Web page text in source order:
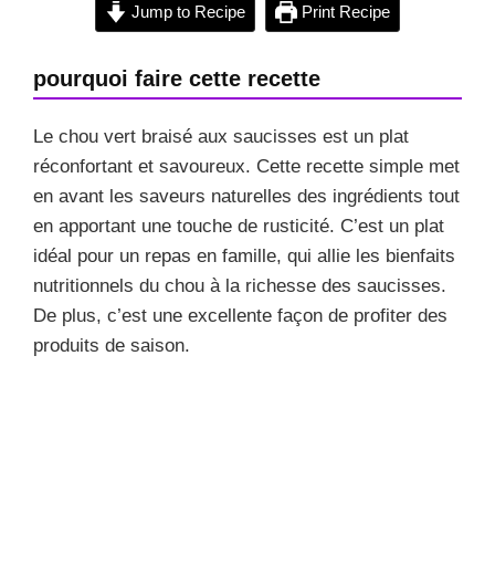
Jump to Recipe Print Recipe
pourquoi faire cette recette
Le chou vert braisé aux saucisses est un plat
réconfortant et savoureux. Cette recette simple met
en avant les saveurs naturelles des ingrédients tout
en apportant une touche de rusticité. C’est un plat
idéal pour un repas en famille, qui allie les bienfaits
nutritionnels du chou à la richesse des saucisses.
De plus, c’est une excellente façon de profiter des
produits de saison.